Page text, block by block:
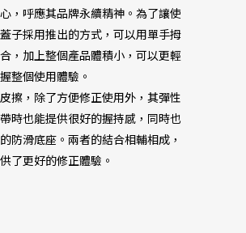
，呼應其品牌永續精神。為了讓使
子採用推出的方式，可以用單手拇
，加上整個產品體積小，可以更輕
整個使用體驗。
擦，除了方便修正使用外，其彈性
時也能提供很好的握持感，同時也
防滑底座。兩者的結合相輔相成，
了更好的修正體驗。